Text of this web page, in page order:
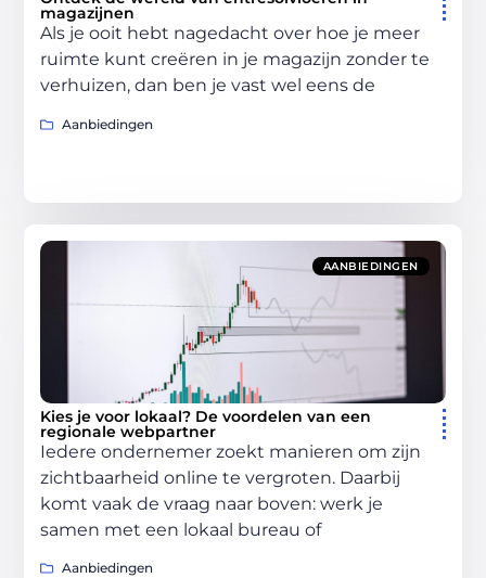
magazijnen
Als je ooit hebt nagedacht over hoe je meer
ruimte kunt creëren in je magazijn zonder te
verhuizen, dan ben je vast wel eens de
Aanbiedingen
AANBIEDINGEN
Kies je voor lokaal? De voordelen van een
regionale webpartner
Iedere ondernemer zoekt manieren om zijn
zichtbaarheid online te vergroten. Daarbij
komt vaak de vraag naar boven: werk je
samen met een lokaal bureau of
Aanbiedingen